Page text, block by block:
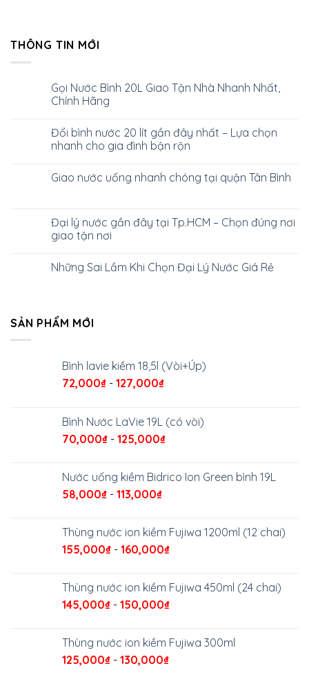
THÔNG TIN MỚI
Gọi Nước Bình 20L Giao Tận Nhà Nhanh Nhất,
Chính Hãng
Đổi bình nước 20 lít gần đây nhất – Lựa chọn
nhanh cho gia đình bận rộn
Giao nước uống nhanh chóng tại quận Tân Bình
Đại lý nước gần đây tại Tp.HCM – Chọn đúng nơi
giao tận nơi
Những Sai Lầm Khi Chọn Đại Lý Nước Giá Rẻ
SẢN PHẨM MỚI
Bình lavie kiềm 18,5l (Vòi+Úp)
72,000₫ - 127,000₫
Bình Nước LaVie 19L (có vòi)
70,000₫ - 125,000₫
Nước uống kiềm Bidrico Ion Green bình 19L
58,000₫ - 113,000₫
Thùng nước ion kiềm Fujiwa 1200ml (12 chai)
155,000₫ - 160,000₫
Thùng nước ion kiềm Fujiwa 450ml (24 chai)
145,000₫ - 150,000₫
Thùng nước ion kiềm Fujiwa 300ml
125,000₫ - 130,000₫